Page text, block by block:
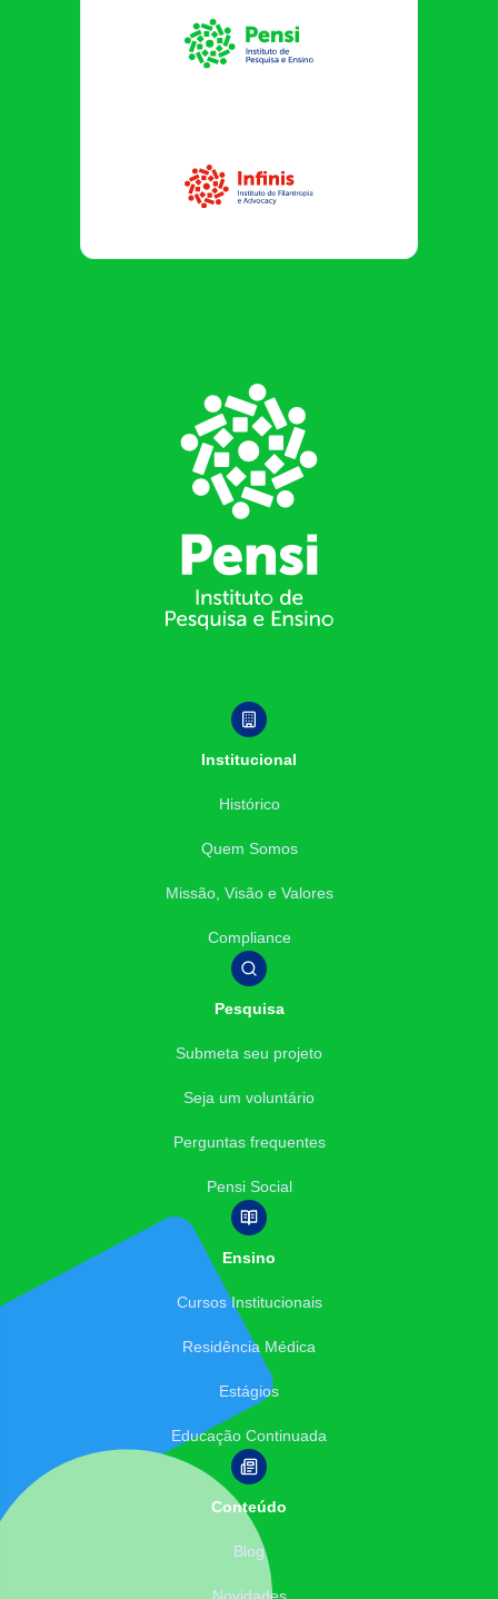
Instituto Pensi
Infinis
Institucional
Histórico
Quem Somos
Missão, Visão e Valores
Compliance
Pesquisa
Submeta seu projeto
Seja um voluntário
Perguntas frequentes
Pensi Social
Ensino
Cursos Institucionais
Residência Médica
Estágios
Educação Continuada
Conteúdo
Blog